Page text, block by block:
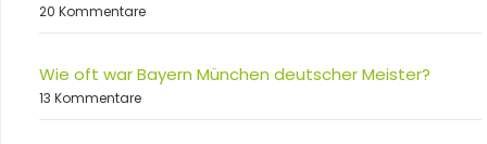
20 Kommentare
Wie oft war Bayern München deutscher Meister?
13 Kommentare